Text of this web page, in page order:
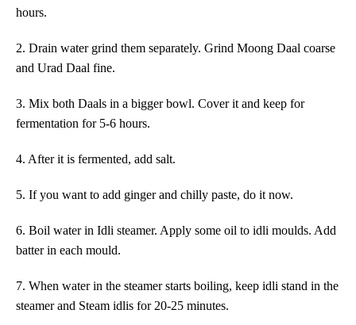
hours.
2. Drain water grind them separately. Grind Moong Daal coarse
and Urad Daal fine.
3. Mix both Daals in a bigger bowl. Cover it and keep for
fermentation for 5-6 hours.
4. After it is fermented, add salt.
5. If you want to add ginger and chilly paste, do it now.
6. Boil water in Idli steamer. Apply some oil to idli moulds. Add
batter in each mould.
7. When water in the steamer starts boiling, keep idli stand in the
steamer and Steam idlis for 20-25 minutes.